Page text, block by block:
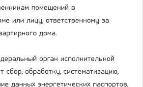
помещений в
или лицу, ответственному за
дома.
орган исполнительной
сбор, обработку, систематизацию,
данных энергетических паспортов,